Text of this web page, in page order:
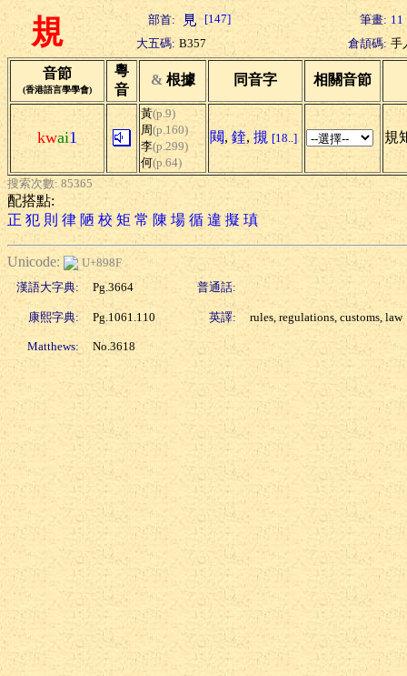
規 部首: [147] 筆畫: 11
大五碼: B357 倉頡碼: 手
音節
(香港語言學學會)
粵
音
& 根據 同音字 相關音節
kwai1
黃(p.9)
周(p.160)
李(p.299)
何(p.64)
闚, 鍷, 摫 [18..] 規
搜索次數: 85365
配搭點:
正 犯 則 律 陋 校 矩 常 陳 場 循 違 擬 瑱
Unicode:
U+898F
漢語大字典:
Pg.3664 普通話:
康熙字典: Pg.1061.110 英譯: rules, regulations, customs, law
Matthews: No.3618